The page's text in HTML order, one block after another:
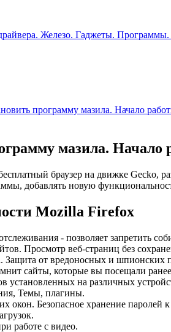
программу мазила. Начало
мазила.
браузер на движке Gecko,
добавлять новую
Mozilla Firefox
- позволяет запретить
Просмотр веб-страниц без
от вредоносных и шпионских
сайты, которые вы посещали
установленных на различных
Темы, плагины.
окон. Безопасное хранение паролей к
работе с видео.